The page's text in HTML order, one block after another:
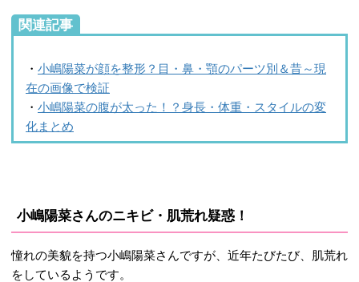
関連記事
・ 小嶋陽菜が顔を整形？目・鼻・顎のパーツ別＆昔～現
在の画像で検証
・ 小嶋陽菜の腹が太った！？身長・体重・スタイルの変
化まとめ
小嶋陽菜さんのニキビ・肌荒れ疑惑！
憧れの美貌を持つ小嶋陽菜さんですが、近年たびたび、肌荒れ
をしているようです。